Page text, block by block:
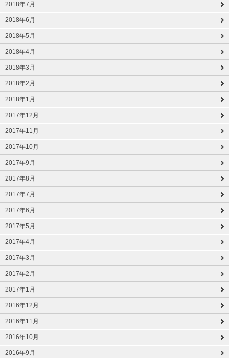
2018年7月
2018年6月
2018年5月
2018年4月
2018年3月
2018年2月
2018年1月
2017年12月
2017年11月
2017年10月
2017年9月
2017年8月
2017年7月
2017年6月
2017年5月
2017年4月
2017年3月
2017年2月
2017年1月
2016年12月
2016年11月
2016年10月
2016年9月